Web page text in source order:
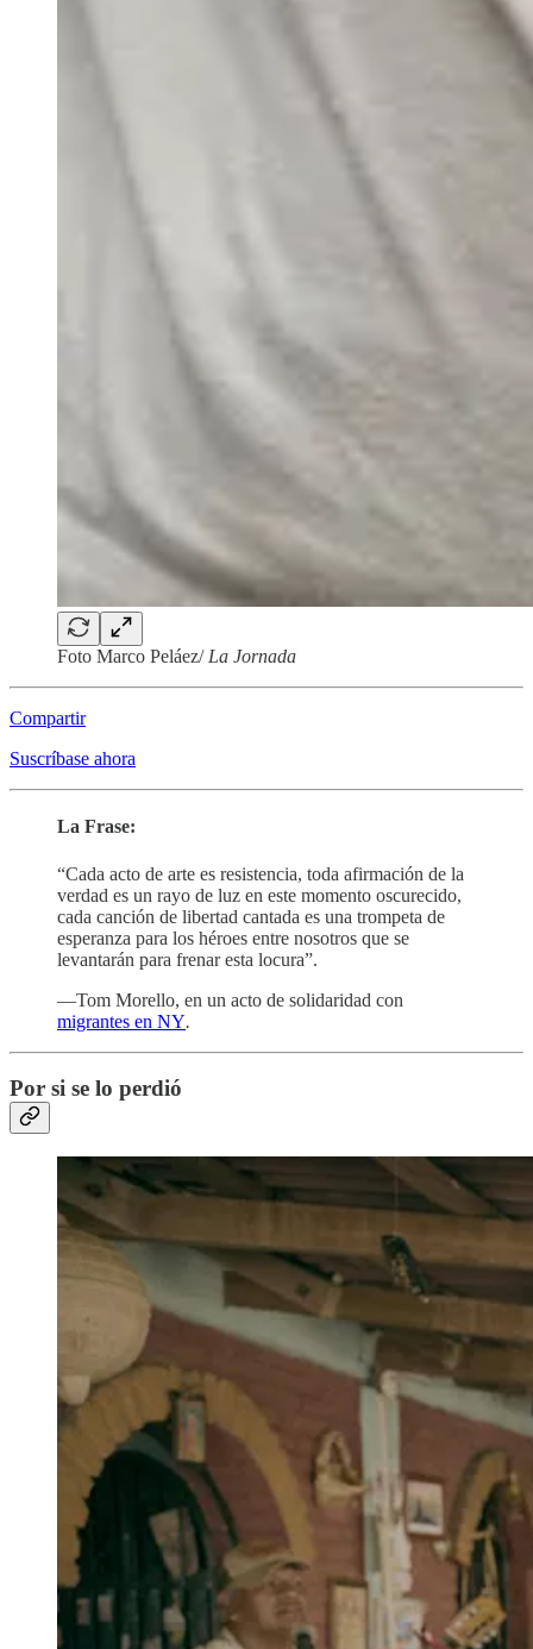
Foto Marco Peláez/ La Jornada
Compartir
Suscríbase ahora
La Frase:
“Cada acto de arte es resistencia, toda afirmación de la
verdad es un rayo de luz en este momento oscurecido,
cada canción de libertad cantada es una trompeta de
esperanza para los héroes entre nosotros que se
levantarán para frenar esta locura”.
—Tom Morello, en un acto de solidaridad con
migrantes en NY.
Por si se lo perdió